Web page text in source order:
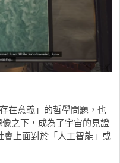
在意義」的哲學問題，也
之下，成為了宇宙的見證
上面對於「人工智能」或